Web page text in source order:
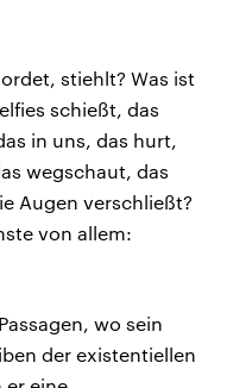
stiehlt? Was ist
schießt, das
in uns, das hurt,
wegschaut, das
Augen verschließt?
von allem:
wo sein
der existentiellen